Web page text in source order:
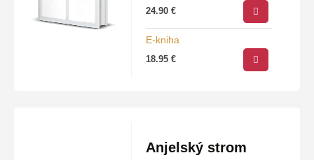
24.90€
E-kniha
18.95€
Anjelský strom